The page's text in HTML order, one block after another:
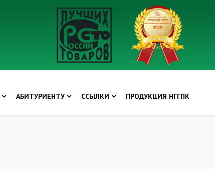
АБИТУРИЕНТУ ССЫЛКИ ПРОДУКЦИЯ НГГПК